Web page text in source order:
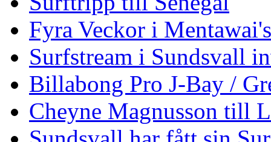
Fyra Veckor i Mentawai's
Surfstream i Sundsvall
Billabong Pro J-Bay /
Cheyne Magnusson till